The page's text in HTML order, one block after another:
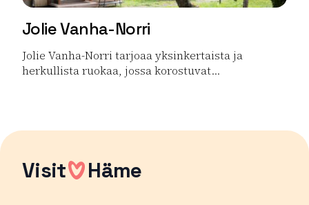
Jolie Vanha-Norri
Jolie Vanha-Norri tarjoaa yksinkertaista ja
herkullista ruokaa, jossa korostuvat...
Visit Häme